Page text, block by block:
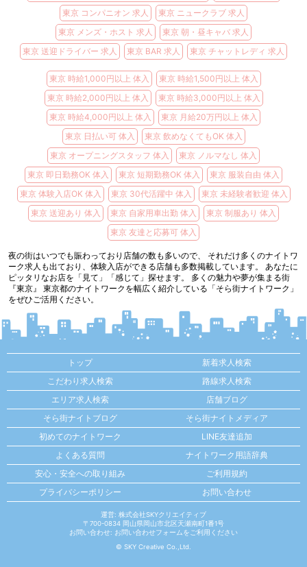
東京 コンパニオン 求人
東京 ニュークラブ 求人
東京 メンズ・ホスト 求人
東京 朝・昼キャバ 求人
東京 送迎ドライバー 求人
東京 BAR 求人 東京 チャットレディ 求人
東京 時給1,000円以上 体入
東京 時給1,500円以上 体入
東京 時給2,000円以上 体入
東京 時給3,000円以上 体入
東京 時給4,000円以上 体入
東京 月給20万円以上 体入
東京 日払い可 体入
東京 飲めなくてもOK 体入
東京 オープニングスタッフ 体入
東京 ノルマなし 体入
東京 即日勤務OK 体入
東京 短期勤務OK 体入
東京 服装自由 体入
東京 体験入店OK 体入
東京 30代活躍中 体入
東京 未経験者歓迎 体入
東京 送迎あり 体入
東京 自家用車出勤 体入
東京 制服あり 体入
東京 友達と応募可 体入
夜の街はいつでも賑わっており店舗の数も多いので、 それだけ多くのナイトワ
ーク求人も出ており、体験入店ができる店舗も多数掲載しています。 あなたに
ピッタリなお店を「見て」「感じて」探せます。 多くの魅力や夢が集まる街
『東京』 東京都のナイトワークを幅広く紹介している「そら街ナイトワーク」
をぜひご活用ください。
トップ
新着求人検索
こだわり求人検索
路線求人検索
エリア求人検索
店舗ブログ
そら街ナイトブログ
そら街ナイトメディア
初めてのナイトワーク
LINE友達追加
よくある質問
ナイトワーク用語辞典
安心・安全への取り組み
ご利用規約
プライバシーポリシー
お問い合わせ
運営: 株式会社SKYクリエイティブ
〒700-0834 岡山県岡山市北区天瀬南町1番1号
お問い合わせ: お問い合わせフォームをご利用ください
© SKY Creative Co.,Ltd.